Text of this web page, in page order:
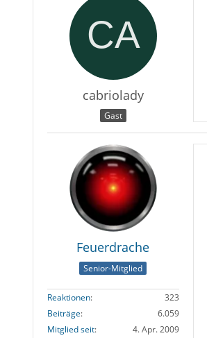
cabriolady
Gast
Feuerdrache
Senior-Mitglied
Reaktionen
323
Beiträge
6.059
Mitglied seit
4. Apr. 2009